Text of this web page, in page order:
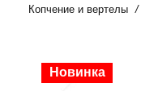
Копчение и вертелы
Новинка